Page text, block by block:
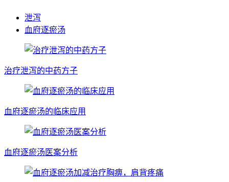
泄泻
血府逐瘀汤
治疗泄泻的中药方子
血府逐瘀汤的临床应用
血府逐瘀汤医案分析